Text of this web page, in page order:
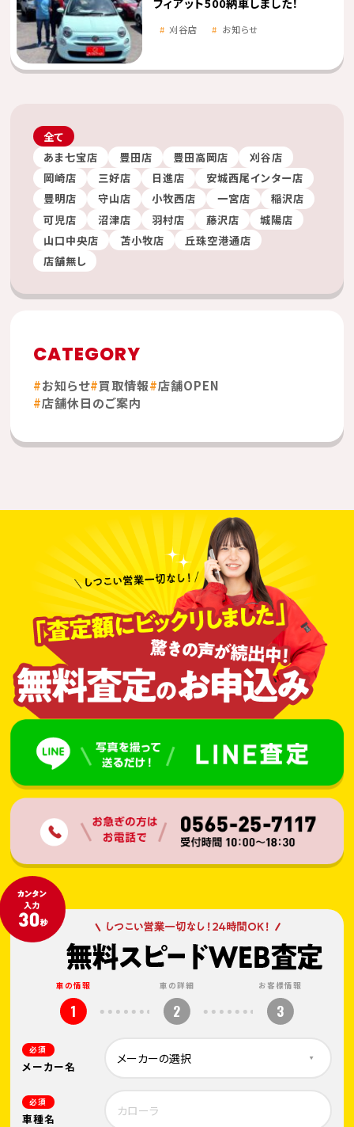
刈谷店 お知らせ
全て
あま七宝店
豊田店 豊田高岡店
刈谷店
岡崎店
三好店 日進店
安城西尾インター店
豊明店
守山店 小牧西店 一宮店
稲沢店
可児店
沼津店 羽村店 藤沢店
城陽店
山口中央店
苫小牧店
丘珠空港通店
店舗無し
CATEGORY
お知らせ 買取情報 店舗OPEN
店舗休日のご案内
車の情報
1
車の詳細
2
お客様情報
3
必須
メーカー名
必須
車種名